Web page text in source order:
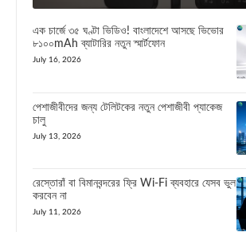
এক চার্জে ৩৫ ঘণ্টা ভিডিও! বাংলাদেশে আসছে ভিভোর
৮১০০mAh ব্যাটারির নতুন স্মার্টফোন
July 16, 2026
পেশাজীবীদের জন্য টেলিটকের নতুন পেশাজীবী প্যাকেজ
চালু
July 13, 2026
রেস্তোরাঁ বা বিমানবন্দরের ফ্রি Wi-Fi ব্যবহারে যেসব ভুল
করবেন না
July 11, 2026